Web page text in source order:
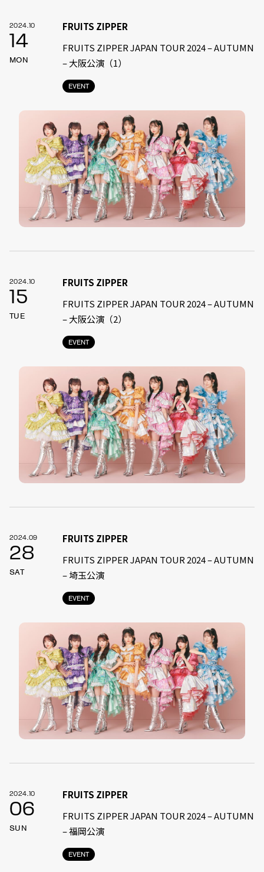
2024.10
14
MON
EVENT
FRUITS ZIPPER
FRUITS ZIPPER JAPAN TOUR 2024 – AUTUMN
– 大阪公演（1）
2024.10
15
TUE
EVENT
FRUITS ZIPPER
FRUITS ZIPPER JAPAN TOUR 2024 – AUTUMN
– 大阪公演（2）
2024.09
28
SAT
EVENT
FRUITS ZIPPER
FRUITS ZIPPER JAPAN TOUR 2024 – AUTUMN
– 埼玉公演
2024.10
06
SUN
EVENT
FRUITS ZIPPER
FRUITS ZIPPER JAPAN TOUR 2024 – AUTUMN
– 福岡公演